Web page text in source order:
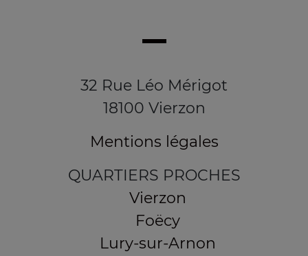
32 Rue Léo Mérigot
18100 Vierzon
Mentions légales
QUARTIERS PROCHES
Vierzon
Foëcy
Lury-sur-Arnon